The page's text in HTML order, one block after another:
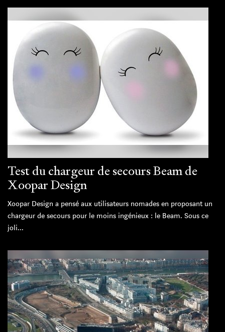
Test du chargeur de secours Beam de
Xoopar Design
Xoopar Design a pensé aux utilisateurs nomades en proposant un
chargeur de secours pour le moins ingénieux : le Beam. Sous ce
joli...